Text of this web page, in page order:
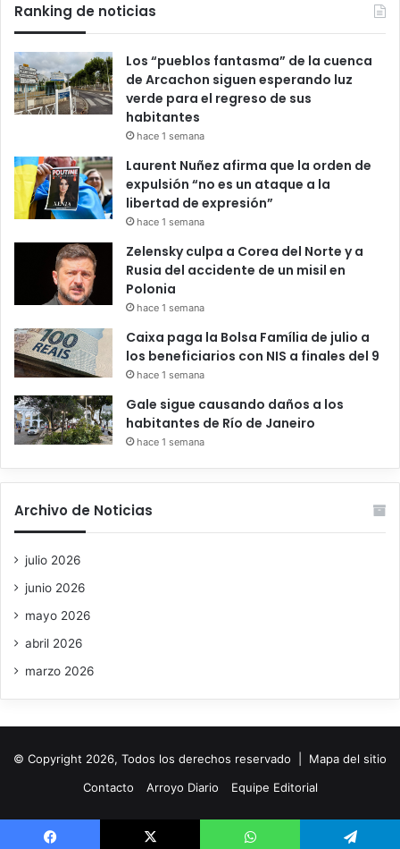
Ranking de noticias
Los “pueblos fantasma” de la cuenca
de Arcachon siguen esperando luz
verde para el regreso de sus
habitantes
hace 1 semana
Laurent Nuñez afirma que la orden de
expulsión “no es un ataque a la
libertad de expresión”
hace 1 semana
Zelensky culpa a Corea del Norte y a
Rusia del accidente de un misil en
Polonia
hace 1 semana
Caixa paga la Bolsa Família de julio a
los beneficiarios con NIS a finales del 9
hace 1 semana
Gale sigue causando daños a los
habitantes de Río de Janeiro
hace 1 semana
Archivo de Noticias
julio 2026
junio 2026
mayo 2026
abril 2026
marzo 2026
© Copyright 2026, Todos los derechos reservado | Mapa del sitio
Contacto
Arroyo Diario Equipe Editorial